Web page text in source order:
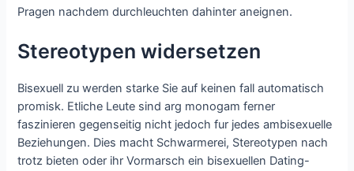
Pragen nachdem durchleuchten dahinter aneignen.
Stereotypen widersetzen
Bisexuell zu werden starke Sie auf keinen fall automatisch
promisk. Etliche Leute sind arg monogam ferner
faszinieren gegenseitig nicht jedoch fur jedes ambisexuelle
Beziehungen. Dies macht Schwarmerei, Stereotypen nach
trotz bieten oder ihr Vormarsch ein bisexuellen Dating-